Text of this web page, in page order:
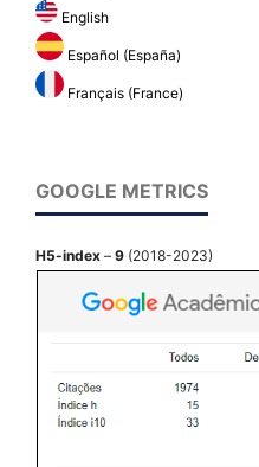
English
Español (España)
Français (France)
GOOGLE METRICS
H5-index – 9 (2018-2023)